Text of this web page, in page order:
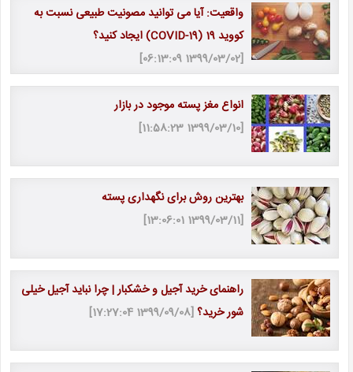
واقعیت: آیا می توانید مصونیت طبیعی نسبت به
کووید 19 (COVID-19) ایجاد کنید؟
[1399/03/02 06:13:09]
انواع مغز پسته موجود در بازار
[1399/03/10 11:58:23]
بهترین روش برای نگهداری پسته
[1399/03/11 13:06:01]
راهنمای خرید آجیل و خشکبار | چرا نباید آجیل خیلی
شور خرید؟[1399/09/08 17:27:04]